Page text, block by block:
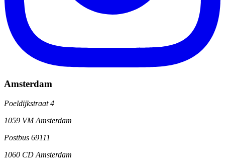
Amsterdam
Poeldijkstraat 4
1059 VM Amsterdam
Postbus 69111
1060 CD Amsterdam